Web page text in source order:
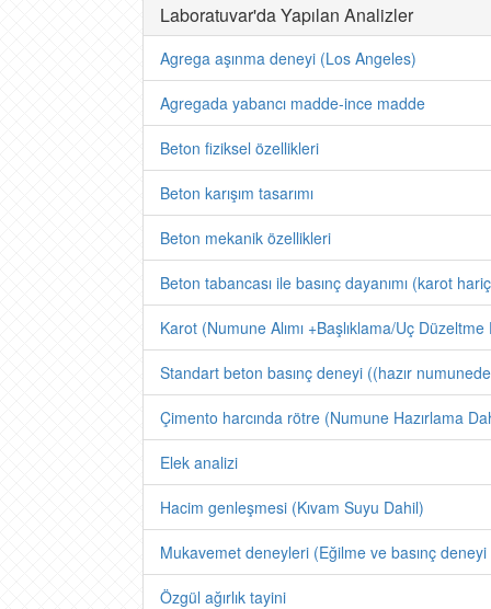
Laboratuvar'da Yapılan Analizler
Agrega aşınma deneyi (Los Angeles)
Agregada yabancı madde-ince madde
Beton fiziksel özellikleri
Beton karışım tasarımı
Beton mekanik özellikleri
Beton tabancası ile basınç dayanımı (karot
Karot (Numune Alımı +Başlıklama/Uç Düzeltme
Standart beton basınç deneyi ((hazır
Çimento harcında rötre (Numune Hazırlama
Elek analizi
Hacim genleşmesi (Kıvam Suyu Dahil)
Mukavemet deneyleri (Eğilme ve basınç
Özgül ağırlık tayini